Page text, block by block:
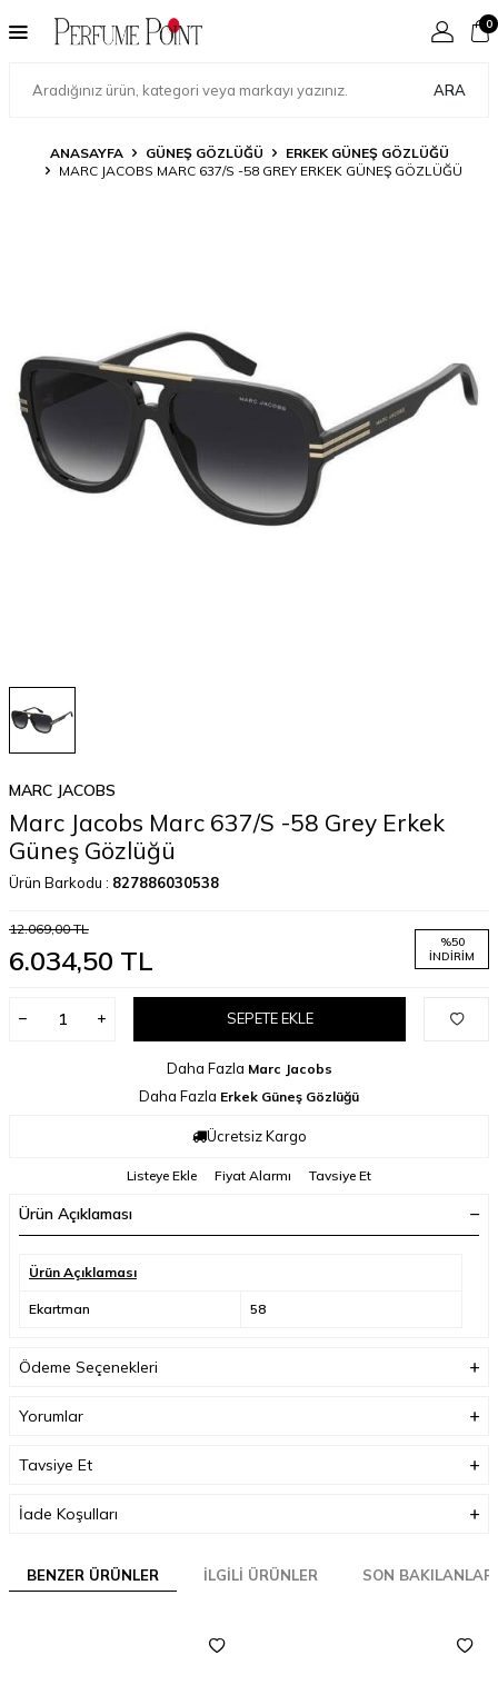
ARA
0
ANASAYFA GÜNEŞ GÖZLÜĞÜ
ERKEK GÜNEŞ GÖZLÜĞÜ
MARC JACOBS MARC 637/S -58 GREY ERKEK GÜNEŞ GÖZLÜĞÜ
MARC JACOBS
Marc Jacobs Marc 637/S -58 Grey Erkek
Güneş Gözlüğü
Ürün Barkodu : 827886030538
12.069,00TL
6.034,50 TL
%50
İNDIRIM
SEPETE EKLE
Daha Fazla Marc Jacobs
Daha Fazla Erkek Güneş Gözlüğü
Ücretsiz Kargo
Listeye Ekle Fiyat Alarmı Tavsiye Et
Ürün Açıklaması
Ürün Açıklaması
Ekartman 58
Ödeme Seçenekleri
Yorumlar
Tavsiye Et
İade Koşulları
BENZER ÜRÜNLER İLGILI ÜRÜNLER SON BAKILANLAR